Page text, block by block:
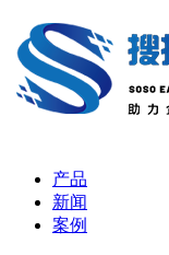
产品
新闻
案例